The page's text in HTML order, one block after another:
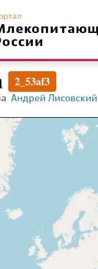
2_53af3
Андрей Лисовский